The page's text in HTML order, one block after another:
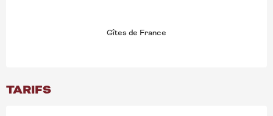
Gîtes de France
TARIFS